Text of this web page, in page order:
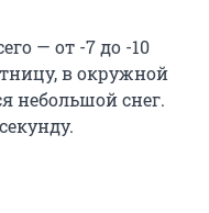
— от -7 до -10
в окружной
небольшой снег.